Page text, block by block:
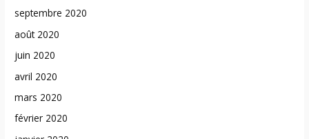
septembre 2020
août 2020
juin 2020
avril 2020
mars 2020
février 2020